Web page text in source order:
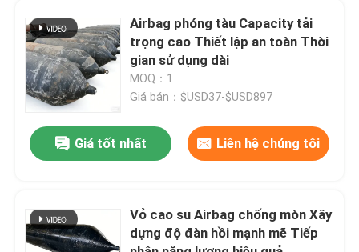
Kiểm soát chất lượng
Yêu cầu báo giá
Túi khí cao su hàng hải
Túi khí hàng hải bơm hơi
Airbag phóng tàu Capacity tải
trọng cao Thiết lập an toàn Thời
gian sử dụng dài
MOQ：1
Giá bán：$USD37-$USD897
Giá tốt nhất Liên hệ chúng tôi
Vỏ cao su Airbag chống mòn Xây
dựng độ đàn hồi mạnh mẽ Tiếp